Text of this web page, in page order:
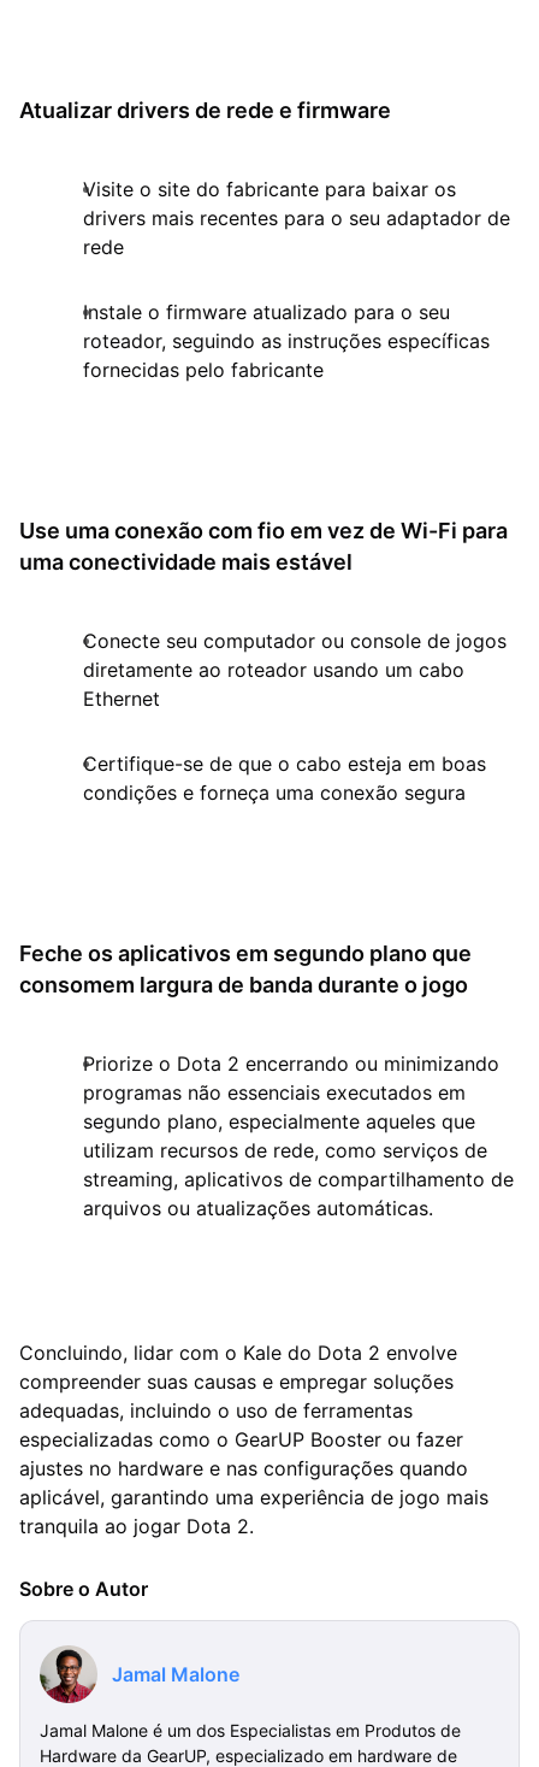
Atualizar drivers de rede e firmware
Visite o site do fabricante para baixar os
drivers mais recentes para o seu adaptador de
rede
Instale o firmware atualizado para o seu
roteador, seguindo as instruções específicas
fornecidas pelo fabricante
Use uma conexão com fio em vez de Wi-Fi para
uma conectividade mais estável
Conecte seu computador ou console de jogos
diretamente ao roteador usando um cabo
Ethernet
Certifique-se de que o cabo esteja em boas
condições e forneça uma conexão segura
Feche os aplicativos em segundo plano que
consomem largura de banda durante o jogo
Priorize o Dota 2 encerrando ou minimizando
programas não essenciais executados em
segundo plano, especialmente aqueles que
utilizam recursos de rede, como serviços de
streaming, aplicativos de compartilhamento de
arquivos ou atualizações automáticas.
Concluindo, lidar com o Kale do Dota 2 envolve
compreender suas causas e empregar soluções
adequadas, incluindo o uso de ferramentas
especializadas como o GearUP Booster ou fazer
ajustes no hardware e nas configurações quando
aplicável, garantindo uma experiência de jogo mais
tranquila ao jogar Dota 2.
Sobre o Autor
Jamal Malone
Jamal Malone é um dos Especialistas em Produtos de
Hardware da GearUP, especializado em hardware de